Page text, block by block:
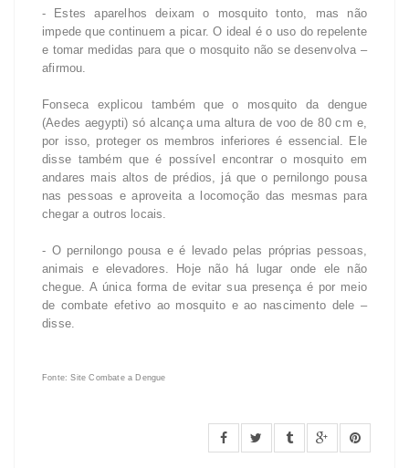
- Estes aparelhos deixam o mosquito tonto, mas não
impede que continuem a picar. O ideal é o uso do repelente
e tomar medidas para que o mosquito não se desenvolva –
afirmou.
Fonseca explicou também que o mosquito da dengue
(Aedes aegypti) só alcança uma altura de voo de 80 cm e,
por isso, proteger os membros inferiores é essencial. Ele
disse também que é possível encontrar o mosquito em
andares mais altos de prédios, já que o pernilongo pousa
nas pessoas e aproveita a locomoção das mesmas para
chegar a outros locais.
- O pernilongo pousa e é levado pelas próprias pessoas,
animais e elevadores. Hoje não há lugar onde ele não
chegue. A única forma de evitar sua presença é por meio
de combate efetivo ao mosquito e ao nascimento dele –
disse.
Fonte: Site Combate a Dengue